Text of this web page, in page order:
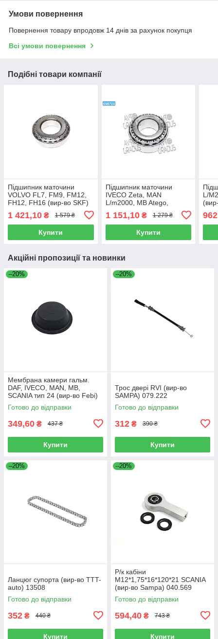
Умови повернення
Повернення товару впродовж 14 днів за рахунок покупця
Всі умови повернення
Подібні товари компанії
Підшипник маточини
VOLVO FL7, FM9, FM12,
FH12, FH16 (вир-во SKF)
1 421,10 ₴ 1 579 ₴
Купити
Підшипник маточини
IVECO Zeta, MAN
L/m2000, MB Atego,
RENAULT Midliner, VOLVO
Fl6, SAF (вир-во FAG)
33207
1 151,10₴ 1 279 ₴
Купити
L/
Акційні пропозиції та новинки
–20%
Мембрана камери гальм.
DAF, IVECO, MAN, MB,
SCANIA тип 24 (вир-во Febi)
07103
Готово до відправки
349,60 ₴ 437 ₴
Купити
–20%
Трос двері RVI (вир-во
SAMPA) 079.222
Готово до відправки
312 ₴ 390 ₴
Купити
–20%
Ланцюг супорта (вир-во TTT-
auto) 13508
Готово до відправки
352 ₴ 440 ₴
Купити
–20%
Р/к кабіни
M12*1,75*16*120*21 SCANIA
(вир-во Sampa) 040.569
Готово до відправки
594,40 ₴ 743 ₴
Купити